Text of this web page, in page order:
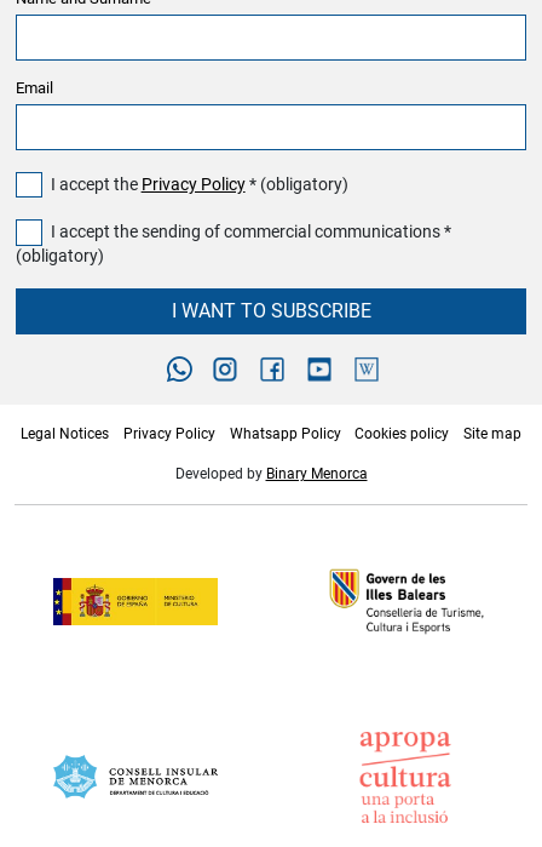
Email
I accept the Privacy Policy* (obligatory)
I accept the sending of commercial communications *
(obligatory)
I WANT TO SUBSCRIBE
Legal Notices Privacy Policy Whatsapp Policy Cookies policy Site map
Developed by Binary Menorca